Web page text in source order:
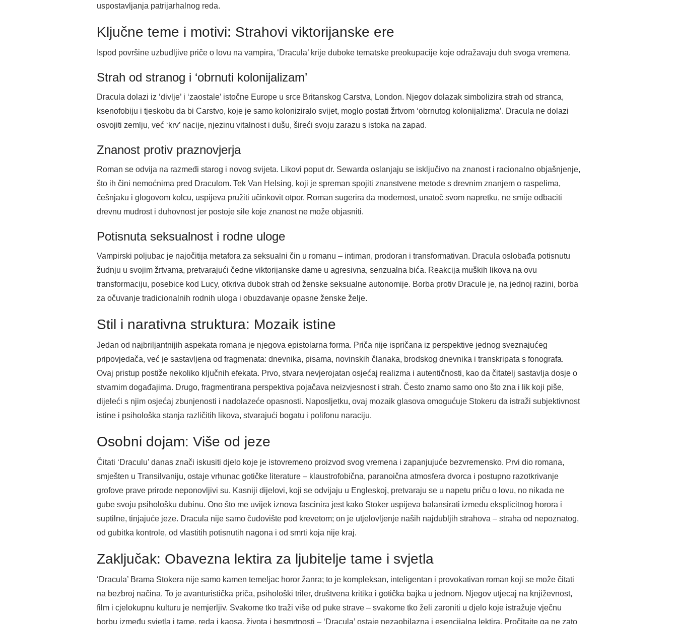
uspostavljanja patrijarhalnog reda.
Ključne teme i motivi: Strahovi viktorijanske ere
Ispod površine uzbudljive priče o lovu na vampira, ‘Dracula’ krije duboke tematske preokupacije koje odražavaju duh svoga vremena.
Strah od stranog i ‘obrnuti kolonijalizam’
Dracula dolazi iz ‘divlje’ i ‘zaostale’ istočne Europe u srce Britanskog Carstva, London. Njegov dolazak simbolizira strah od stranca,
ksenofobiju i tjeskobu da bi Carstvo, koje je samo koloniziralo svijet, moglo postati žrtvom ‘obrnutog kolonijalizma’. Dracula ne dolazi
osvojiti zemlju, već ‘krv’ nacije, njezinu vitalnost i dušu, šireći svoju zarazu s istoka na zapad.
Znanost protiv praznovjerja
Roman se odvija na razmeđi starog i novog svijeta. Likovi poput dr. Sewarda oslanjaju se isključivo na znanost i racionalno objašnjenje,
što ih čini nemoćnima pred Draculom. Tek Van Helsing, koji je spreman spojiti znanstvene metode s drevnim znanjem o raspelima,
češnjaku i glogovom kolcu, uspijeva pružiti učinkovit otpor. Roman sugerira da modernost, unatoč svom napretku, ne smije odbaciti
drevnu mudrost i duhovnost jer postoje sile koje znanost ne može objasniti.
Potisnuta seksualnost i rodne uloge
Vampirski poljubac je najočitija metafora za seksualni čin u romanu – intiman, prodoran i transformativan. Dracula oslobađa potisnutu
žudnju u svojim žrtvama, pretvarajući čedne viktorijanske dame u agresivna, senzualna bića. Reakcija muških likova na ovu
transformaciju, posebice kod Lucy, otkriva dubok strah od ženske seksualne autonomije. Borba protiv Dracule je, na jednoj razini, borba
za očuvanje tradicionalnih rodnih uloga i obuzdavanje opasne ženske želje.
Stil i narativna struktura: Mozaik istine
Jedan od najbriljantnijih aspekata romana je njegova epistolarna forma. Priča nije ispričana iz perspektive jednog sveznajućeg
pripovjedača, već je sastavljena od fragmenata: dnevnika, pisama, novinskih članaka, brodskog dnevnika i transkripata s fonografa.
Ovaj pristup postiže nekoliko ključnih efekata. Prvo, stvara nevjerojatan osjećaj realizma i autentičnosti, kao da čitatelj sastavlja dosje o
stvarnim događajima. Drugo, fragmentirana perspektiva pojačava neizvjesnost i strah. Često znamo samo ono što zna i lik koji piše,
dijeleći s njim osjećaj zbunjenosti i nadolazeće opasnosti. Naposljetku, ovaj mozaik glasova omogućuje Stokeru da istraži subjektivnost
istine i psihološka stanja različitih likova, stvarajući bogatu i polifonu naraciju.
Osobni dojam: Više od jeze
Čitati ‘Draculu’ danas znači iskusiti djelo koje je istovremeno proizvod svog vremena i zapanjujuće bezvremensko. Prvi dio romana,
smješten u Transilvaniju, ostaje vrhunac gotičke literature – klaustrofobična, paranoična atmosfera dvorca i postupno razotkrivanje
grofove prave prirode neponovljivi su. Kasniji dijelovi, koji se odvijaju u Engleskoj, pretvaraju se u napetu priču o lovu, no nikada ne
gube svoju psihološku dubinu. Ono što me uvijek iznova fascinira jest kako Stoker uspijeva balansirati između eksplicitnog horora i
suptilne, tinjajuće jeze. Dracula nije samo čudovište pod krevetom; on je utjelovljenje naših najdubljih strahova – straha od nepoznatog,
od gubitka kontrole, od vlastitih potisnutih nagona i od smrti koja nije kraj.
Zaključak: Obavezna lektira za ljubitelje tame i svjetla
‘Dracula’ Brama Stokera nije samo kamen temeljac horor žanra; to je kompleksan, inteligentan i provokativan roman koji se može čitati
na bezbroj načina. To je avanturistička priča, psihološki triler, društvena kritika i gotička bajka u jednom. Njegov utjecaj na književnost,
film i cjelokupnu kulturu je nemjerljiv. Svakome tko traži više od puke strave – svakome tko želi zaroniti u djelo koje istražuje vječnu
borbu između svjetla i tame, reda i kaosa, života i besmrtnosti – ‘Dracula’ ostaje nezaobilazna i esencijalna lektira. Pročitajte ga ne zato